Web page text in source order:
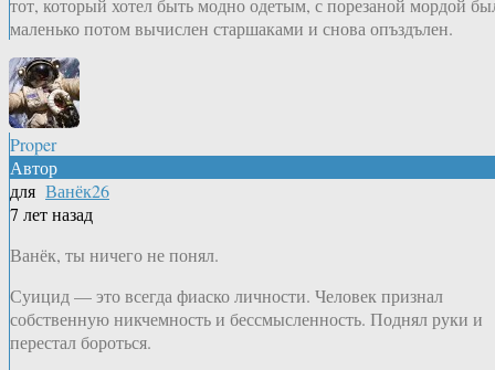
тот, который хотел быть модно одетым, с порезаной мордой
маленько потом вычислен старшаками и снова опъздълен.
Proper
Автор
для Ванёк26
7 лет назад
Ванёк, ты ничего не понял.
Суицид — это всегда фиаско личности. Человек признал
собственную никчемность и бессмысленность. Поднял руки и
перестал бороться.